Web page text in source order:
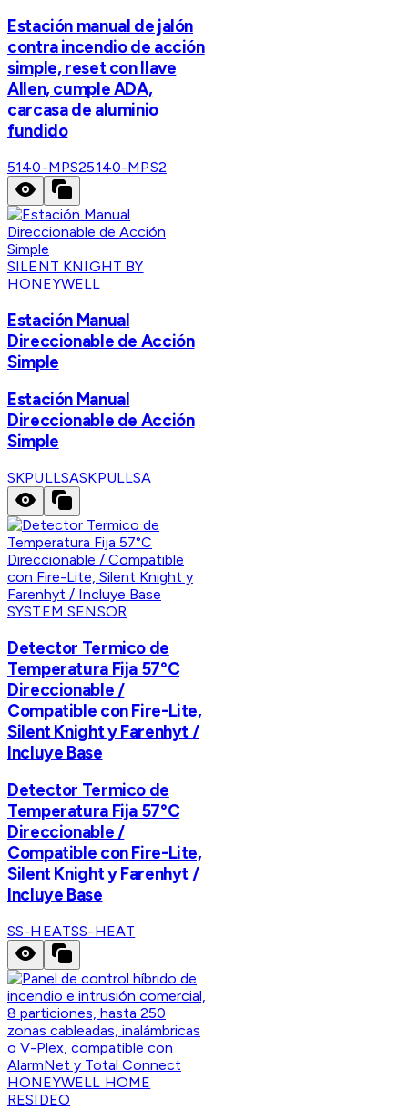
Estación manual de jalón
contra incendio de acción
simple, reset con llave
Allen, cumple ADA,
carcasa de aluminio
fundido
5140-MPS25140-MPS2
SILENT KNIGHT BY
HONEYWELL
Estación Manual
Direccionable de Acción
Simple
Estación Manual
Direccionable de Acción
Simple
SKPULLSASKPULLSA
SYSTEM SENSOR
Detector Termico de
Temperatura Fija 57°C
Direccionable /
Compatible con Fire-Lite,
Silent Knight y Farenhyt /
Incluye Base
Detector Termico de
Temperatura Fija 57°C
Direccionable /
Compatible con Fire-Lite,
Silent Knight y Farenhyt /
Incluye Base
SS-HEATSS-HEAT
HONEYWELL HOME
RESIDEO